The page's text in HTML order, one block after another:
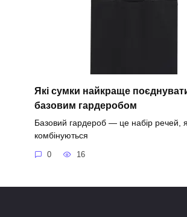
Які сумки найкраще
базовим гардеробом
Базовий гардероб — це набір речей,
комбінуються
0 16